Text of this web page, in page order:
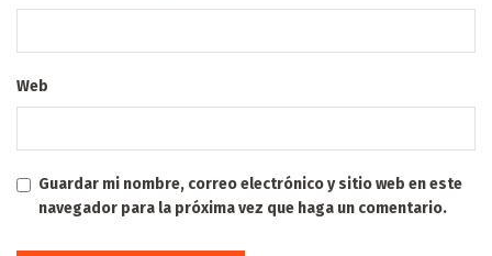
Web
Guardar mi nombre, correo electrónico y sitio web en este
navegador para la próxima vez que haga un comentario.